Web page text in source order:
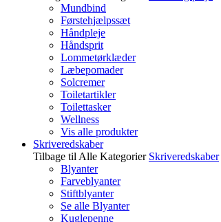
Mundbind
Førstehjælpssæt
Håndpleje
Håndsprit
Lommetørklæder
Læbepomader
Solcremer
Toiletartikler
Toilettasker
Wellness
Vis alle produkter
Skriveredskaber
Tilbage til Alle Kategorier Skriveredskaber
Blyanter
Farveblyanter
Stiftblyanter
Se alle Blyanter
Kuglepenne